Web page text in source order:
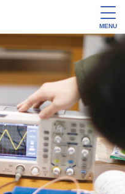
MENU